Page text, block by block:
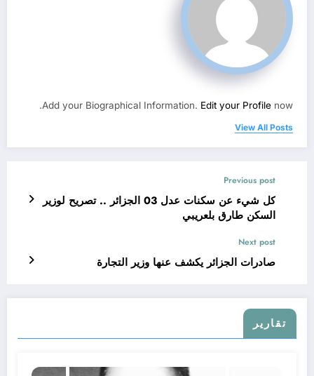
Add your Biographical Information. Edit your Profile now.
View All Posts
Previous post
كل شيء عن سكنات عدل 03 الجزائر .. تصريح لوزير
السكن طارق بلعريبي
Next post
صادرات الجزائر يكشف عنها وزير التجارة
تقارير